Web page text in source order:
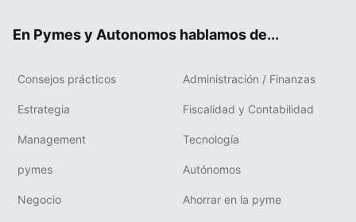
En Pymes y Autonomos hablamos de...
Consejos prácticos Administración / Finanzas
Estrategia Fiscalidad y Contabilidad
Management Tecnología
pymes Autónomos
Negocio Ahorrar en la pyme